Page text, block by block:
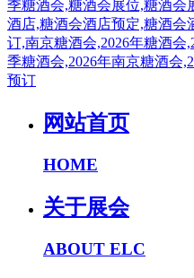
网站首页
HOME
关于展会
ABOUT ELC